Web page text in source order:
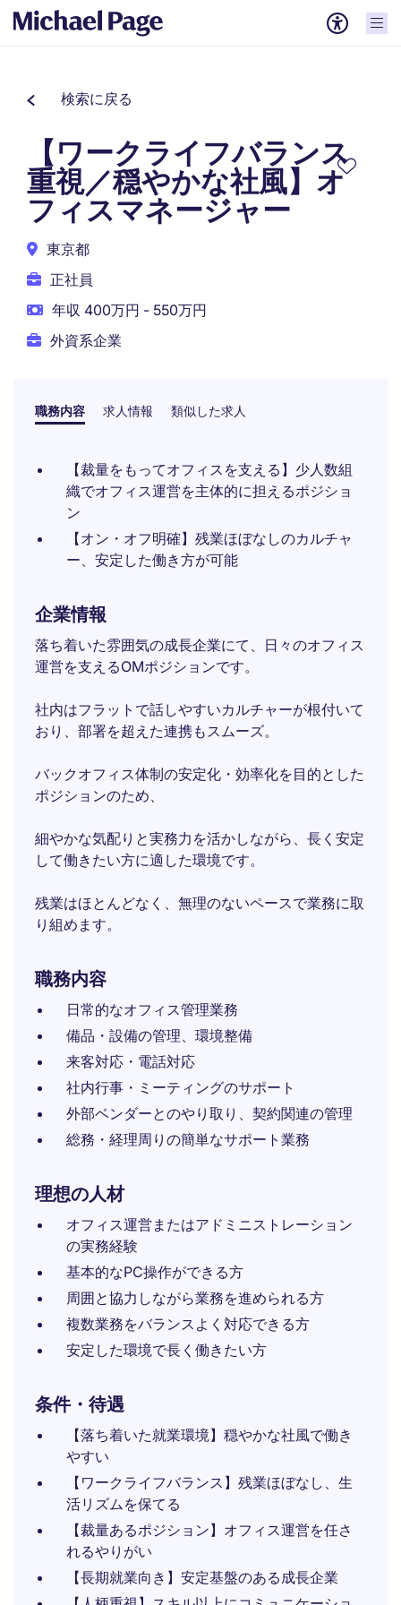
検索に戻る
【ワークライフバランス
重視／穏やかな社風】オ
フィスマネージャー
東京都
正社員
年収 400万円 - 550万円
外資系企業
職務内容 求人情報 類似した求人
【裁量をもってオフィスを支える】少人数組
織でオフィス運営を主体的に担えるポジショ
ン
【オン・オフ明確】残業ほぼなしのカルチャ
ー、安定した働き方が可能
企業情報
落ち着いた雰囲気の成長企業にて、日々のオフィス
運営を支えるOMポジションです。
社内はフラットで話しやすいカルチャーが根付いて
おり、部署を超えた連携もスムーズ。
バックオフィス体制の安定化・効率化を目的とした
ポジションのため、
細やかな気配りと実務力を活かしながら、長く安定
して働きたい方に適した環境です。
残業はほとんどなく、無理のないペースで業務に取
り組めます。
職務内容
日常的なオフィス管理業務
備品・設備の管理、環境整備
来客対応・電話対応
社内行事・ミーティングのサポート
外部ベンダーとのやり取り、契約関連の管理
総務・経理周りの簡単なサポート業務
理想の人材
オフィス運営またはアドミニストレーション
の実務経験
基本的なPC操作ができる方
周囲と協力しながら業務を進められる方
複数業務をバランスよく対応できる方
安定した環境で長く働きたい方
条件・待遇
【落ち着いた就業環境】穏やかな社風で働き
やすい
【ワークライフバランス】残業ほぼなし、生
活リズムを保てる
【裁量あるポジション】オフィス運営を任さ
れるやりがい
【長期就業向き】安定基盤のある成長企業